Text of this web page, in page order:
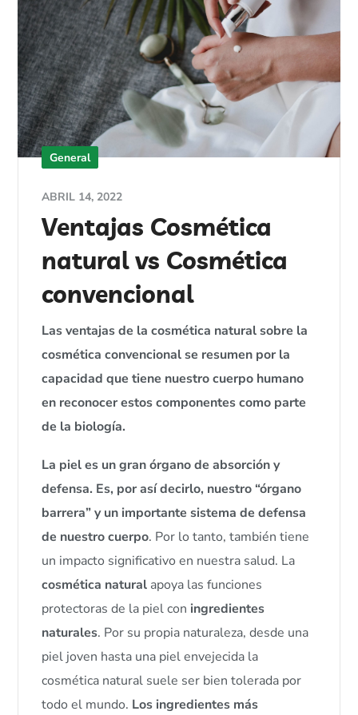
General
ABRIL 14, 2022
Ventajas Cosmética
natural vs Cosmética
convencional
Las ventajas de la cosmética natural sobre la
cosmética convencional se resumen por la
capacidad que tiene nuestro cuerpo humano
en reconocer estos componentes como parte
de la biología.
La piel es un gran órgano de absorción y
defensa. Es, por así decirlo, nuestro “órgano
barrera” y un importante sistema de defensa
de nuestro cuerpo. Por lo tanto, también tiene
un impacto significativo en nuestra salud. La
cosmética natural apoya las funciones
protectoras de la piel con ingredientes
naturales. Por su propia naturaleza, desde una
piel joven hasta una piel envejecida la
cosmética natural suele ser bien tolerada por
todo el mundo. Los ingredientes más